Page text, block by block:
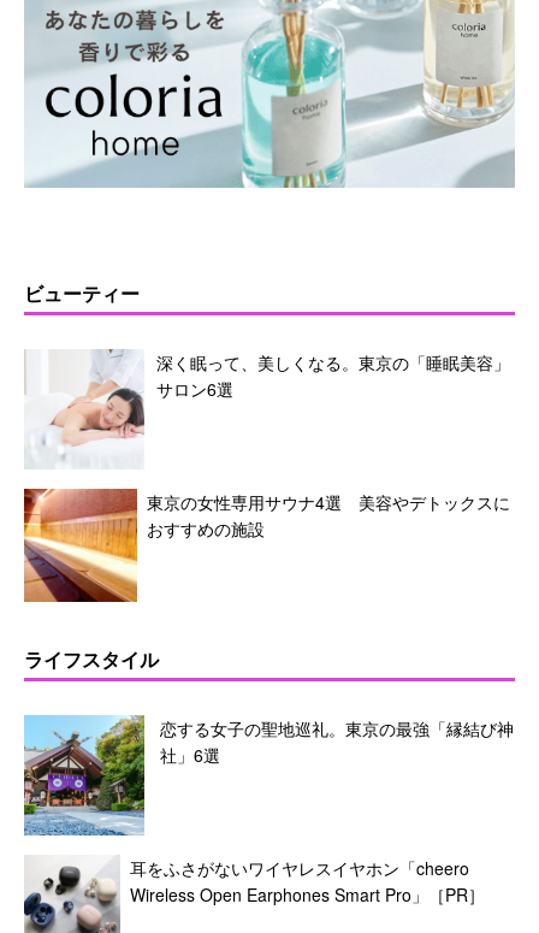
ビューティー
深く眠って、美しくなる。東京の「睡眠美容」
サロン6選
東京の女性専用サウナ4選 美容やデトックスに
おすすめの施設
ライフスタイル
恋する女子の聖地巡礼。東京の最強「縁結び神
社」6選
耳をふさがないワイヤレスイヤホン「cheero
Wireless Open Earphones Smart Pro」［PR］